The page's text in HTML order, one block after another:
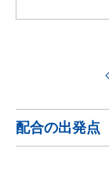
配合の出発点